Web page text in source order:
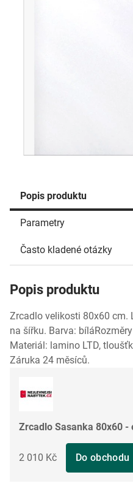
Popis produktu
Parametry
Často kladené otázky
Popis produktu
Zrcadlo velikosti 80x60 cm.
na šířku. Barva:
Materiál: lamino LTD,
Záruka 24 měsíců.
Zrcadlo Sasanka 80x60 -
2 010 Kč Do obchodu